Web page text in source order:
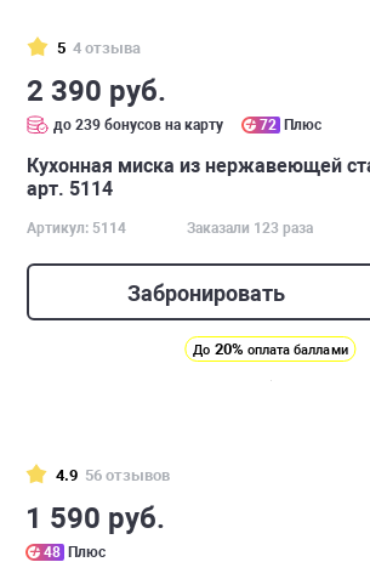
5 4 отзыва
2 390 руб.
до 239 бонусов на карту 72 Плюс
Кухонная миска из нержавеющей
арт. 5114
Артикул: 5114 Заказали 123 раза
Забронировать
До 20% оплата баллами
4.9 56 отзывов
1 590 руб.
48 Плюс